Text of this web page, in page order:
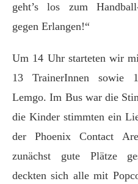
geht’s los zum
gegen Erlangen!“
Um 14 Uhr starteten wir
13 TrainerInnen sowie
Lemgo. Im Bus war die
die Kinder stimmten ein
der Phoenix Contact
zunächst gute Plätze
deckten sich alle mit